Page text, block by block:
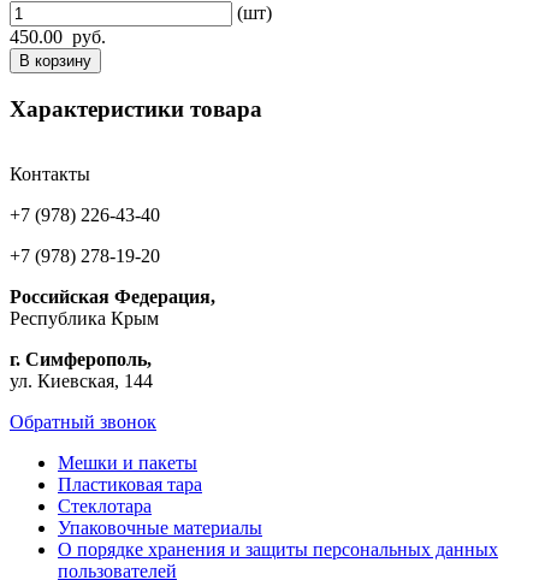
(шт)
450.00 руб.
В корзину
Характеристики товара
Контакты
+7 (978) 226-43-40
+7 (978) 278-19-20
Российская Федерация,
Республика Крым
г. Симферополь,
ул. Киевская, 144
Обратный звонок
Мешки и пакеты
Пластиковая тара
Стеклотара
Упаковочные материалы
О порядке хранения и защиты персональных данных
пользователей